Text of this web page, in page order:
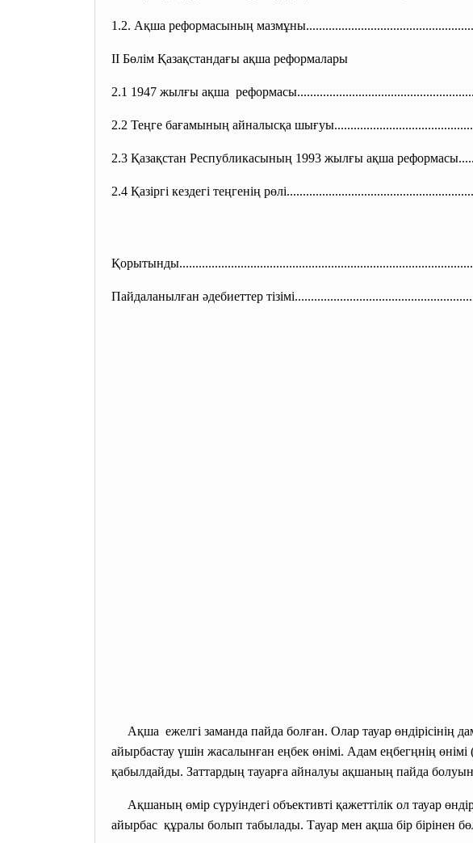
1.2. Ақша реформасының мазмұны.......................
ІІ Бөлім Қазақстандағы ақша реформалары
2.1 1947 жылғы ақша реформасы...................................................
2.2 Теңге бағамының айналысқа шығуы.........................
2.3 Қазақстан Республикасының 1993 жылғы ақша
2.4 Қазіргі кездегі теңгенің рөлі........................................................
Қорытынды.................................................................................
Пайдаланылған әдебиеттер тізімі......................................................
Ақша ежелгі заманда пайда болған. Олар тауар өндірісінің
айырбастау үшін жасалынған еңбек өнімі. Адам еңбегңнің
қабылдайды. Заттардың тауарға айналуы ақшаның пайда
Ақшаның өмір сүруіндегі объективті қажеттілік ол тауар
айырбас құралы болып табылады. Тауар мен ақша бір бірінен